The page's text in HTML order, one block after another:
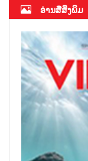
ອ່ານສື່ສິ່ງພິມ